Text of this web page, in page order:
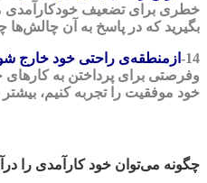
خطری برای تضعیف خودکارآمدی
بگیرید که در پاسخ به آن چالش‌ها
14- ازمنطقه‌ی راحتی خود خارج
وفرصتی برای پرداختن به
خود موفقیت را تجربه کنیم،
چگونه می‌توان خود کارآمدی را